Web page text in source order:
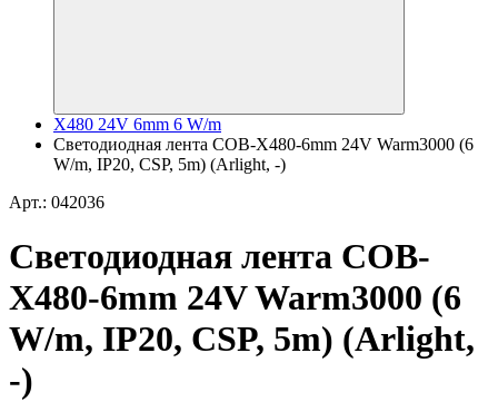
X480 24V 6mm 6 W/m
Светодиодная лента COB-X480-6mm 24V Warm3000 (6
W/m, IP20, CSP, 5m) (Arlight, -)
Арт.: 042036
Светодиодная лента COB-
X480-6mm 24V Warm3000 (6
W/m, IP20, CSP, 5m) (Arlight,
-)